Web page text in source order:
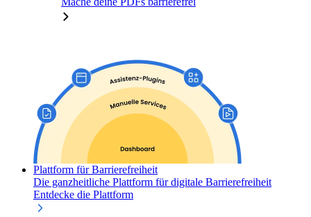
Plattform für Barrierefreiheit
Die ganzheitliche Plattform für digitale Barrierefreiheit
Entdecke die Plattform